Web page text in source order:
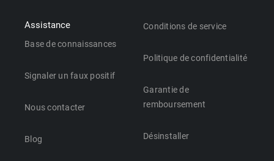
Assistance
Base de connaissances
Signaler un faux positif
Nous contacter
Blog
Conditions de service
Politique de confidentialité
Garantie de
remboursement
Désinstaller